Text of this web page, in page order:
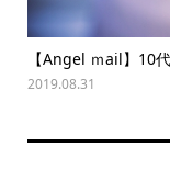
【Angel ｍail】10
2019.08.31